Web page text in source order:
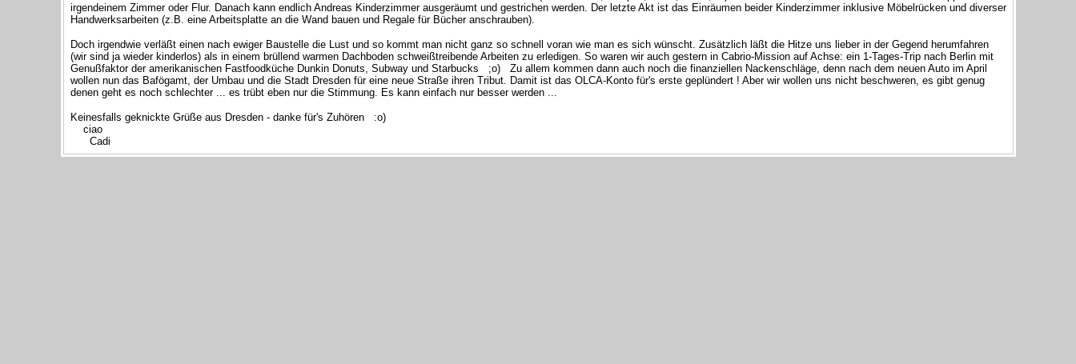
irgendeinem Zimmer oder Flur. Danach kann endlich Andreas Kinderzimmer ausgeräumt und gestrichen werden. Der letzte Akt ist das Einräumen beider Kinderzimmer inklusive Möbelrücken und diverser
Handwerksarbeiten (z.B. eine Arbeitsplatte an die Wand bauen und Regale für Bücher anschrauben).
Doch irgendwie verläßt einen nach ewiger Baustelle die Lust und so kommt man nicht ganz so schnell voran wie man es sich wünscht. Zusätzlich läßt die Hitze uns lieber in der Gegend herumfahren
(wir sind ja wieder kinderlos) als in einem brüllend warmen Dachboden schweißtreibende Arbeiten zu erledigen. So waren wir auch gestern in Cabrio-Mission auf Achse: ein 1-Tages-Trip nach Berlin mit
Genußfaktor der amerikanischen Fastfoodküche Dunkin Donuts, Subway und Starbucks ;o)
Zu allem kommen dann auch noch die finanziellen Nackenschläge, denn nach dem neuen Auto im April
wollen nun das Bafögamt, der Umbau und die Stadt Dresden für eine neue Straße ihren Tribut. Damit ist das OLCA-Konto für's erste geplündert ! Aber wir wollen uns nicht beschweren, es gibt genug
denen geht es noch schlechter ... es trübt eben nur die Stimmung. Es kann einfach nur besser werden ...
Keinesfalls geknickte Grüße aus Dresden - danke für's Zuhören :o)
ciao
Cadi